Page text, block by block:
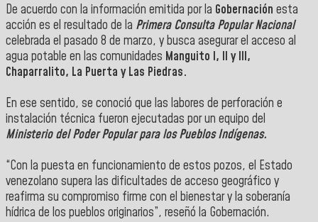
De acuerdo con la información emitida por la Gobernación esta
acción es el resultado de la Primera Consulta Popular Nacional
celebrada el pasado 8 de marzo, y busca asegurar el acceso al
agua potable en las comunidades Manguito I, II y III,
Chaparralito, La Puerta y Las Piedras.
En ese sentido, se conoció que las labores de perforación e
instalación técnica fueron ejecutadas por un equipo del
Ministerio del Poder Popular para los Pueblos Indígenas.
“Con la puesta en funcionamiento de estos pozos, el Estado
venezolano supera las dificultades de acceso geográfico y
reafirma su compromiso firme con el bienestar y la soberanía
hídrica de los pueblos originarios”, reseñó la Gobernación.